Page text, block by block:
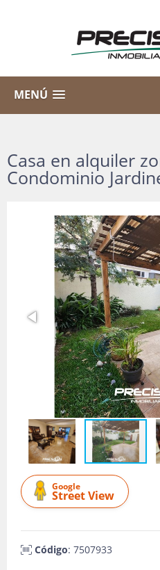
MENÚ
Casa en alquiler
Condominio
Google
Street View
Código: 7507933